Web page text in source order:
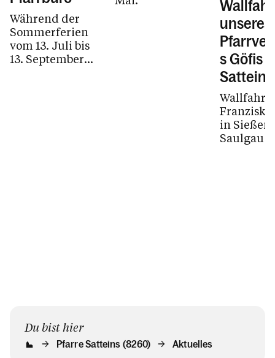
Während der
Sommerferien
vom 13. Juli bis
13. September
unseres
s Göfis
Satteins
Wallfahrt
in
Saulgau
Du bist hier
Pfarre Satteins (8260) Aktuelles